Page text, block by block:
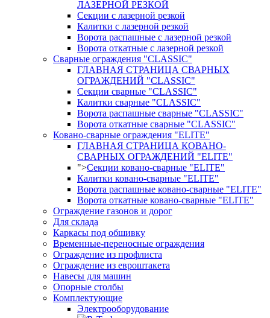
ЛАЗЕРНОЙ РЕЗКОЙ
Секции с лазерной резкой
Калитки с лазерной резкой
Ворота распашные с лазерной резкой
Ворота откатные с лазерной резкой
Сварные ограждения "CLASSIC"
ГЛАВНАЯ СТРАНИЦА СВАРНЫХ
ОГРАЖДЕНИЙ "CLASSIC"
Секции сварные "CLASSIC"
Калитки сварные "CLASSIC"
Ворота распашные сварные "CLASSIC"
Ворота откатные сварные "CLASSIC"
Ковано-сварные ограждения "ELITE"
ГЛАВНАЯ СТРАНИЦА КОВАНО-
СВАРНЫХ ОГРАЖДЕНИЙ "ELITE"
">Секции ковано-сварные "ELITE"
Калитки ковано-сварные "ELITE"
Ворота распашные ковано-сварные "ELITE"
Ворота откатные ковано-сварные "ELITE"
Ограждение газонов и дорог
Для склада
Каркасы под обшивку
Временные-переносные ограждения
Ограждение из профлиста
Ограждение из евроштакета
Навесы для машин
Опорные столбы
Комплектующие
Электрооборудование